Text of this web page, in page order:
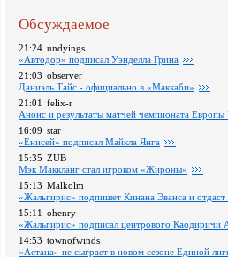
Обсуждаемое
21:24 undyings
«Автодор» подписал Уэнделла Грина
21:03 observer
Даниэль Тайс - официально в «Маккаби»
21:01 felix-r
Анонс и результаты матчей чемпионата Европы
16:09 star
«Енисей» подписал Майкла Янга
15:35 ZUB
Мэк Маккланг стал игроком «Жироны»
15:13 Malkolm
«Жальгирис» подпишет Кинана Эванса и отдаст
15:11 ohenry
«Жальгирис» подписал центрового Каодиричи
14:53 townofwinds
«Астана» не сыграет в новом сезоне Единой